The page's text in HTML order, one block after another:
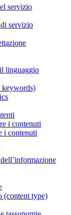
servizio
servizio
linguaggio
keywords)
i contenuti
i contenuti
(content type)